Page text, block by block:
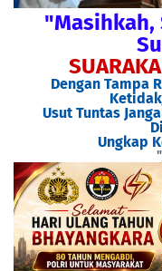
"Masihkah,
Dengan Tampa
Usut Tuntas
Ungkap